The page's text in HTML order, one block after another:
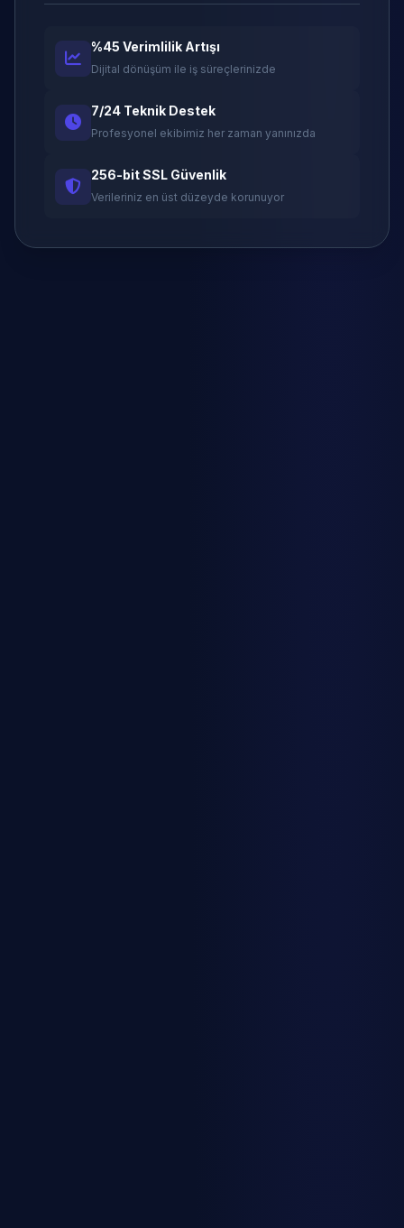
%45 Verimlilik Artışı
Dijital dönüşüm ile iş süreçlerinizde
7/24 Teknik Destek
Profesyonel ekibimiz her zaman yanınızda
256-bit SSL Güvenlik
Verileriniz en üst düzeyde korunuyor